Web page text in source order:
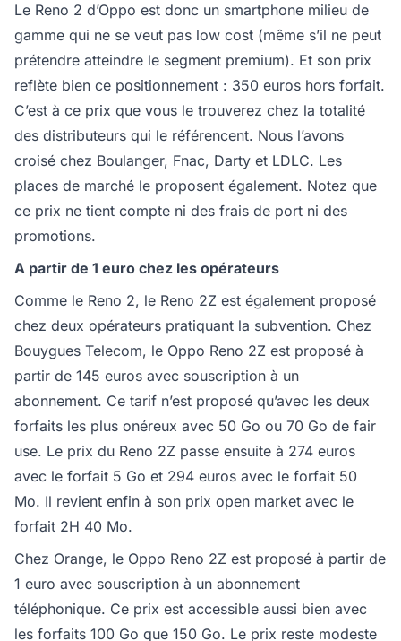
Le Reno 2 d’Oppo est donc un smartphone milieu de
gamme qui ne se veut pas low cost (même s’il ne peut
prétendre atteindre le segment premium). Et son prix
reflète bien ce positionnement : 350 euros hors forfait.
C’est à ce prix que vous le trouverez chez la totalité
des distributeurs qui le référencent. Nous l’avons
croisé chez Boulanger, Fnac, Darty et LDLC. Les
places de marché le proposent également. Notez que
ce prix ne tient compte ni des frais de port ni des
promotions.
A partir de 1 euro chez les opérateurs
Comme le Reno 2, le Reno 2Z est également proposé
chez deux opérateurs pratiquant la subvention. Chez
Bouygues Telecom, le Oppo Reno 2Z est proposé à
partir de 145 euros avec souscription à un
abonnement. Ce tarif n’est proposé qu’avec les deux
forfaits les plus onéreux avec 50 Go ou 70 Go de fair
use. Le prix du Reno 2Z passe ensuite à 274 euros
avec le forfait 5 Go et 294 euros avec le forfait 50
Mo. Il revient enfin à son prix open market avec le
forfait 2H 40 Mo.
Chez Orange, le Oppo Reno 2Z est proposé à partir de
1 euro avec souscription à un abonnement
téléphonique. Ce prix est accessible aussi bien avec
les forfaits 100 Go que 150 Go. Le prix reste modeste